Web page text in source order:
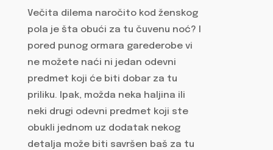
Večita dilema naročito kod ženskog
pola je šta obući za tu čuvenu noć? I
pored punog ormara garederobe vi
ne možete naći ni jedan odevni
predmet koji će biti dobar za tu
priliku. Ipak, možda neka haljina ili
neki drugi odevni predmet koji ste
obukli jednom uz dodatak nekog
detalja može biti savršen baš za tu